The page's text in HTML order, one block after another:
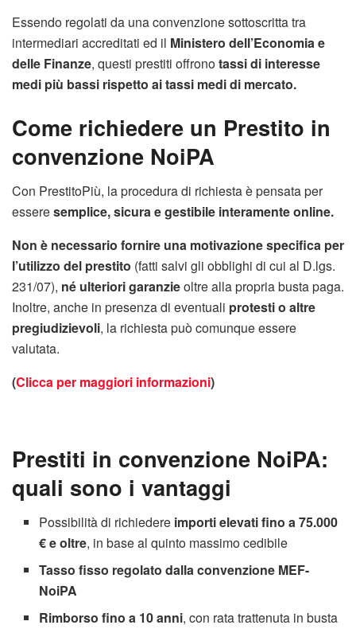
Essendo regolati da una convenzione sottoscritta tra
intermediari accreditati ed il Ministero dell’Economia e
delle Finanze, questi prestiti offronotassi di interesse
medi più bassi rispetto ai tassi medi di mercato.
Come richiedere un Prestito in
convenzione NoiPA
Con PrestitoPiù, la procedura di richiesta è pensata per
esseresemplice, sicura e gestibile interamente online.
Non è necessario fornire una motivazione specifica per
l’utilizzo del prestito (fatti salvi gli obblighi di cui al D.lgs.
231/07), né ulteriori garanzieoltre alla propria busta paga.
Inoltre, anche in presenza di eventuali protesti o altre
pregiudizievoli, la richiesta può comunque essere
valutata.
(Clicca per maggiori informazioni)
Prestiti in convenzione NoiPA:
quali sono i vantaggi
Possibilità di richiedere importi elevati fino a 75.000
€ e oltre, in base al quinto massimo cedibile
Tasso fisso regolato dalla convenzione MEF-
NoiPA
Rimborso fino a 10 anni, con rata trattenuta in busta